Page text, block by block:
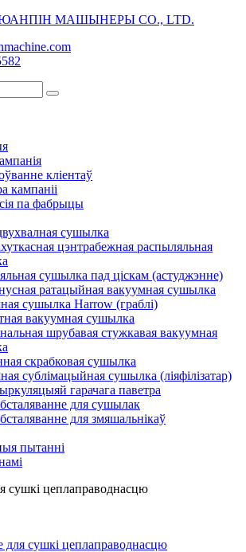
кліентаў
кампаніі
па фабрыцы
сушылка
цэнтрабежная распыляльная
сушылка пад ціскам (астуджэнне)
ратацыйная вакуумная сушылка
сушылка Harrow (граблі)
вакуумная сушылка
шрубавая стужкавая вакуумная
скрабковая сушылка
сублімацыйная сушылка (ліяфілізатар)
гарачага паветра
для сушылак
для змяшальнікаў
пытанні
для сушкі цеплаправоднасцю